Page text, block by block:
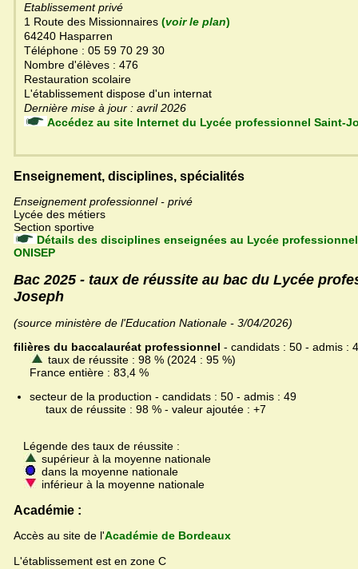
Etablissement privé
1 Route des Missionnaires (voir le plan)
64240 Hasparren
Téléphone : 05 59 70 29 30
Nombre d'élèves : 476
Restauration scolaire
L'établissement dispose d'un internat
Dernière mise à jour : avril 2026
Accédez au site Internet du Lycée professionnel
Enseignement, disciplines, spécialités
Enseignement professionnel - privé
Lycée des métiers
Section sportive
Détails des disciplines enseignées au Lycée
ONISEP
Bac 2025 - taux de réussite au bac du Lycée
Joseph
(source ministère de l'Education Nationale - 3/04/2026)
filières du baccalauréat professionnel - candidats : 50 - admis :
taux de réussite : 98 % (2024 : 95 %)
France entière : 83,4 %
secteur de la production - candidats : 50 - admis : 49
taux de réussite : 98 % - valeur ajoutée : +7
Légende des taux de réussite :
supérieur à la moyenne nationale
dans la moyenne nationale
inférieur à la moyenne nationale
Académie :
Accès au site de l'Académie de Bordeaux
L'établissement est en zone C